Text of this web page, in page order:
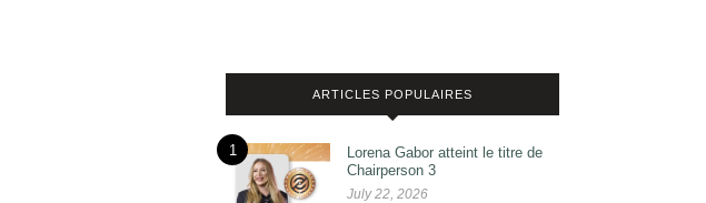
ARTICLES POPULAIRES
1
Lorena Gabor atteint le titre de
Chairperson 3
July 22, 2026